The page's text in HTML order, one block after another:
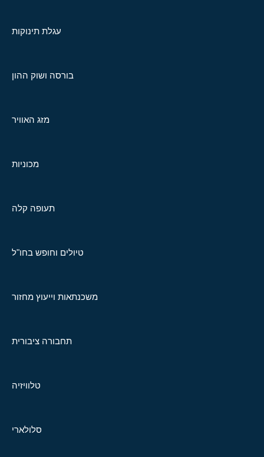
עגלת תינוקות
בורסה ושוק ההון
מזג האוויר
מכוניות
תעופה קלה
טיולים וחופש בחו"ל
משכנתאות וייעוץ מחזור
תחבורה ציבורית
טלוויזיה
סלולארי